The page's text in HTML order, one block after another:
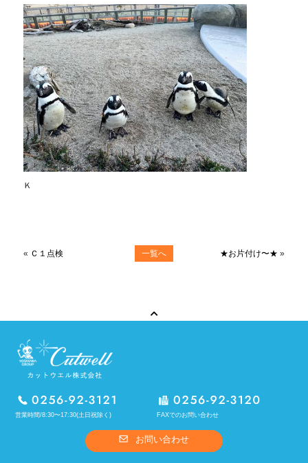
Ｋ
« Ｃ１点検 一覧へ ★お片付け〜★ »
営業時間/8:30〜17:30(土日祝除く) FAXでのお問い合わせ
お問い合わせ